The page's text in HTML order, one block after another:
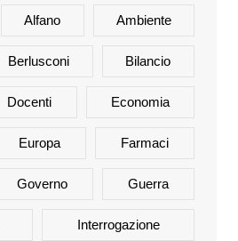
Alfano Ambiente
Berlusconi Bilancio
Docenti Economia
Europa Farmaci
Governo Guerra
Interrogazione